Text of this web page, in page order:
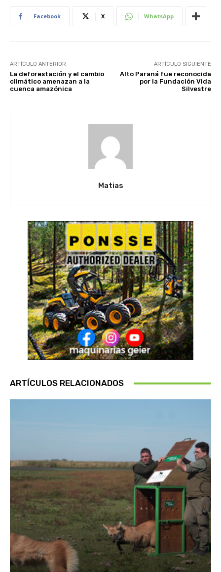
Facebook X WhatsApp
ARTÍCULO ANTERIOR
La deforestación y el cambio
climático amenazan a la
cuenca amazónica
ARTÍCULO SIGUIENTE
Alto Paraná fue reconocida
por la Fundación Vida
Silvestre
Matias
ARTÍCULOS RELACIONADOS